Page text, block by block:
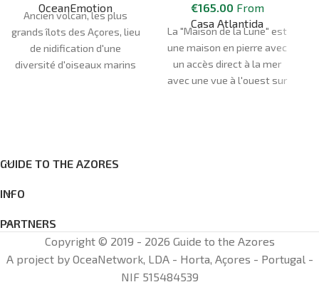
OceanEmotion
Ancien volcan, les plus
grands îlots des Açores, lieu
de nidification d'une
diversité d'oiseaux marins
de Terceira.
€165.00 From
Casa Atlantida
La "Maison de la Lune" est
une maison en pierre avec
un accès direct à la mer
avec une vue à l'ouest sur
dont 2 avec des lits doubles
et l'autre 2 lits simples.
GUIDE TO THE AZORES
INFO
PARTNERS
Copyright © 2019 - 2026 Guide to the Azores
A project by OceaNetwork, LDA - Horta, Açores - Portugal -
NIF 515484539